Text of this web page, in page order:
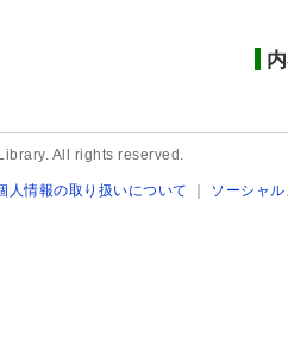
All rights reserved.
人情報の取り扱いについて ｜ ソーシャ